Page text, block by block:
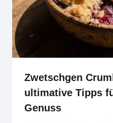
Zwetschgen
ultimative Tipps
Genuss